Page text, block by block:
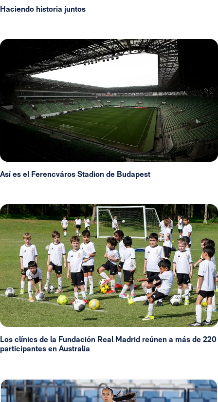
Haciendo historia juntos
Así es el Ferencváros Stadion de Budapest
Los clínics de la Fundación Real Madrid reúnen a más de 220
participantes en Australia